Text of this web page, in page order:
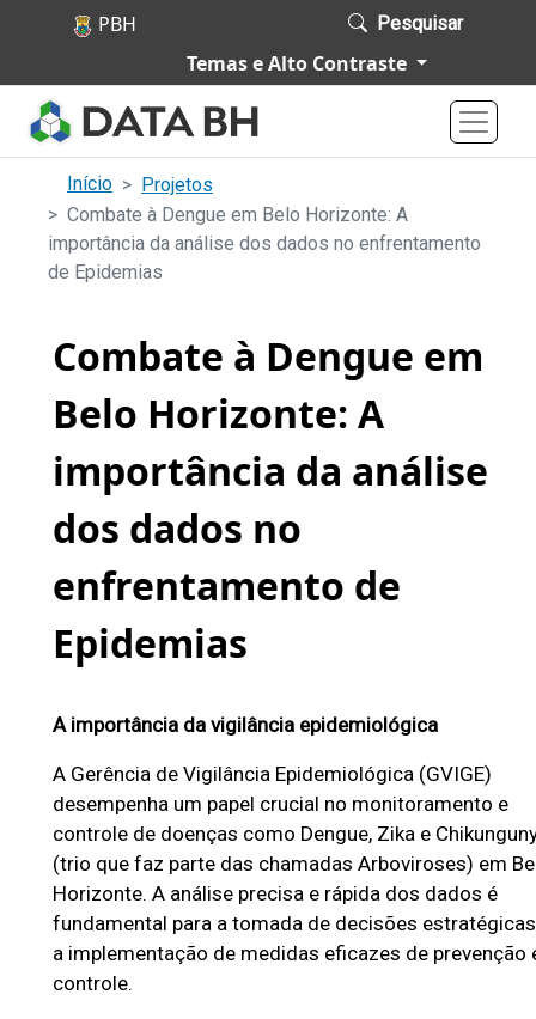
Pular para o conteúdo principal
o
t
l
d
a
d
o
s
P
e
i
t
u
r
a
d
Pesquisar
Temas e Alto Contraste
Início
Projetos
Combate à Dengue em Belo Horizonte: A
importância da análise dos dados no enfrentamento
de Epidemias
Combate à Dengue em
Belo Horizonte: A
importância da análise
dos dados no
enfrentamento de
Epidemias
A importância da vigilância epidemiológica
A Gerência de Vigilância Epidemiológica (GVIGE)
desempenha um papel crucial no monitoramento e
controle de doenças como Dengue, Zika e
(trio que faz parte das chamadas Arboviroses) em
Horizonte. A análise precisa e rápida dos dados é
fundamental para a tomada de decisões
a implementação de medidas eficazes de prevenção
controle.